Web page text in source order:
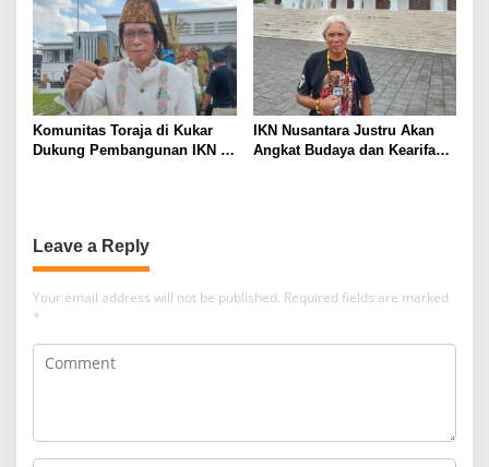
Komunitas Toraja di Kukar
Dukung Pembangunan IKN di
IKN Nusantara Justru Akan
Angkat Budaya dan Kearifan
Leave a Reply
Your email address will not be published. Required fields are marked
*